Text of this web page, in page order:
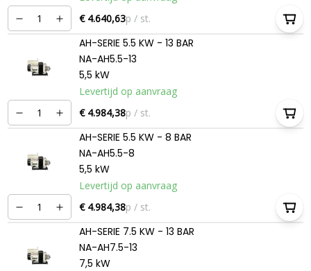
€ 4.640,63p / st.
AH-SERIE 5.5 KW - 13 BAR
NA-AH5.5-13
5,5 kW
Levertijd op aanvraag
€ 4.984,38p / st.
AH-SERIE 5.5 KW - 8 BAR
NA-AH5.5-8
5,5 kW
Levertijd op aanvraag
€ 4.984,38p / st.
AH-SERIE 7.5 KW - 13 BAR
NA-AH7.5-13
7,5 kW